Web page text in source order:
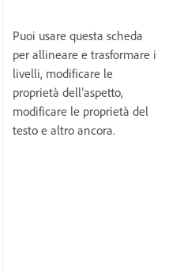
Puoi usare questa scheda
per allineare e trasformare i
livelli, modificare le
proprietà dell’aspetto,
modificare le proprietà del
testo e altro ancora.